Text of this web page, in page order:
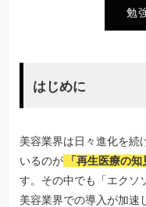
勉
はじめに
美容業界は日々進化を続
いるのが
「再生医療の
す。その中でも「エクソ
美容業界での導入が加速